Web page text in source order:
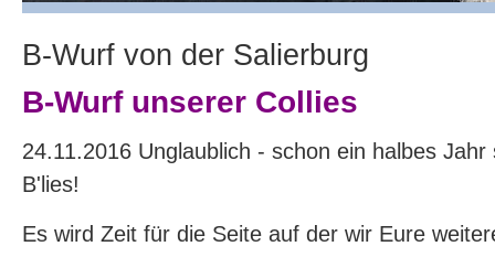
B-Wurf von der Salierburg
B-Wurf unserer Collies
24.11.2016 Unglaublich - schon ein halbes
B'lies!
Es wird Zeit für die Seite auf der wir Eure